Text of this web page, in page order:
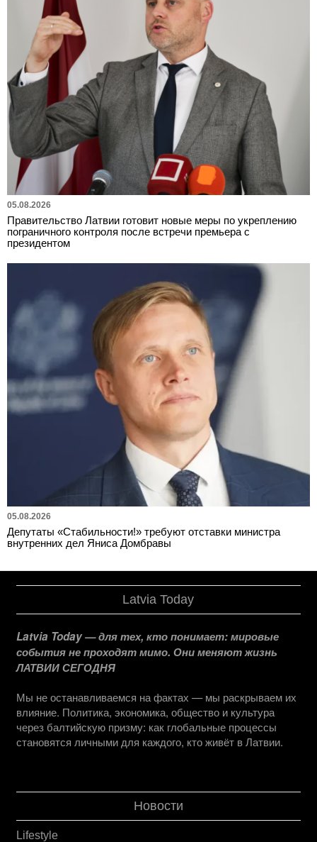
05.08.2026
Правительство Латвии готовит новые меры по укреплению
пограничного контроля после встречи премьера с
президентом
05.08.2026
Депутаты «Стабильности!» требуют отставки министра
внутренних дел Яниса Домбравы
Latvia Today
Latvia Today — для тех, кто понимает: мировые
события не проходят мимо. Они меняют жизнь
ЛАТВИИ СЕГОДНЯ
Мы не останавливаемся на фактах — мы раскрываем их
влияние. Политика, экономика, общество и культура
через балтийскую призму: как глобальные процессы
становятся личными для каждого, кто живёт в Латвии.
Новости
Lifestyle